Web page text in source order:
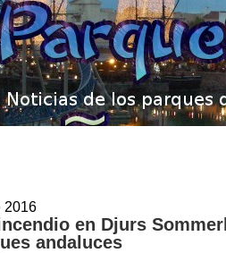
2016
en Djurs
andaluces